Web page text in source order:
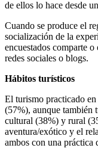
de ellos lo hace desde
Cuando se produce el
socialización de la
encuestados comparte
redes sociales o blogs.
Hábitos turísticos
El turismo practicado
(57%), aunque también
cultural (38%) y rural
aventura/exótico y el
ambos con una práctica